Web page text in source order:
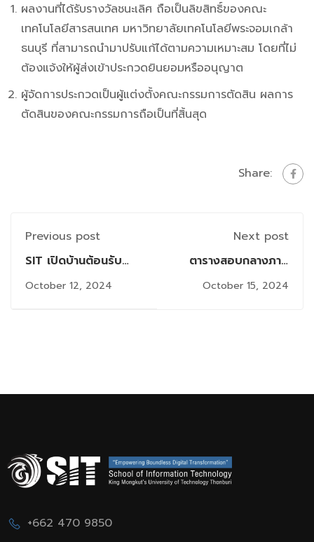
ผลงานที่ได้รับรางวัลชนะเลิศ ถือเป็นลิขสิทธิ์ของคณะ
เทคโนโลยีสารสนเทศ มหาวิทยาลัยเทคโนโลยีพระจอมเกล้า
ธนบุรี ที่สามารถนำมาปรับแก้ได้ตามความเหมาะสม โดยที่ไม่
ต้องแจ้งให้ผู้ส่งเข้าประกวดยินยอมหรืออนุญาต
ผู้จัดการประกวดเป็นผู้แต่งตั้งคณะกรรมการตัดสิน ผลการ
ตัดสินของคณะกรรมการถือเป็นที่สิ้นสุด
Share:
Previous post
SIT เปิดบ้านต้อนรับ
น้อง ๆ โรงเรียนสวน
กุหลาบวิทยาลัย พร้อม
October 12, 2024
Next post
ตารางสอบกลางภาค
ครั้งที่ 2 B.Sc.IT
October 15, 2024
+662 470 9850